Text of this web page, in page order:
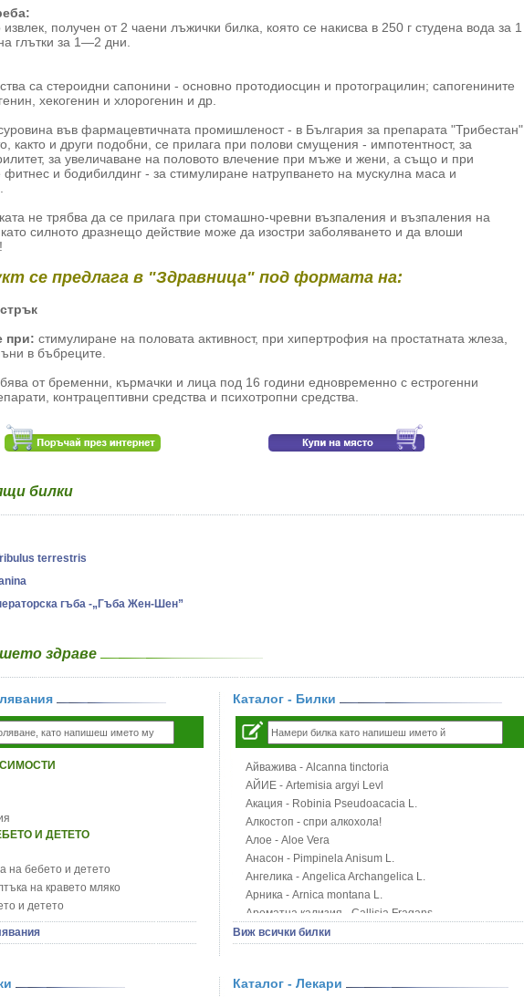
извлек, получен от 2 чаени лъжички билка, която се накисва в 250 г студена вода за 1
глътки за 1—2 дни.
са стероидни сапонини - основно протодиосцин и протограцилин; сапогенините
хекогенин и хлорогенин и др.
във фармацевтичната промишленост - в България за препарата "Трибестан"
както и други подобни, се прилага при полови смущения - импотентност, за
за увеличаване на половото влечение при мъже и жени, а също и при
фитнес и бодибилдинг - за стимулиране натрупването на мускулна маса и
не трябва да се прилага при стомашно-чревни възпаления и възпаления на
силното дразнещо действие може да изостри заболяването и да влоши
се предлага в "Здравница" под формата на:
при: стимулиране на половата активност, при хипертрофия на простатната жлеза,
в бъбреците.
от бременни, кърмачки и лица под 16 години едновременно с естрогенни
контрацептивни средства и психотропни средства.
билки
terrestris
гъба -„Гъба Жен-Шен”
здраве
И ДЕТЕТО
на бебето и детето
на кравето мляко
и детето
и детето
бебето и детето
Каталог - Билки
Айважива - Alcanna tinctoria
АЙИЕ - Artemisia argyi Levl
Акация - Robinia Pseudoacacia L.
Алкостоп - спри алкохола!
Алое - Aloe Vera
Анасон - Pimpinela Anisum L.
Ангелика - Angelica Archangelica L.
Арника - Arnica montana L.
Ароматна кализия - Callisia Fragans
Арония - Sorbus melanocorpa
Блатен аир - Acorus calamus L.
Виж всички билки
Каталог - Лекари